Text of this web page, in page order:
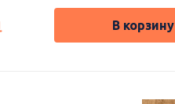
В корзину